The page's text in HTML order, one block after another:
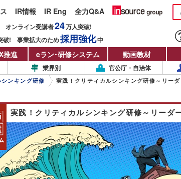
IR情報 IR Eng 全力Q&A
オンライン受講者24万人突破!
破! 事業拡大のため採用強化中
推進 eラン・研修システム 動画教材
業界別 官公庁・自治体
ンキング研修 実践！クリティカルシンキング研修～リー
実践！クリティカルシンキング研修～リーダ